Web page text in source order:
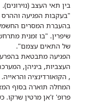
בין תאי העצב (נוירונים).
"בעקבות הפגיעה
בהעברת המסרים
שיפרין. "בו זמנית
של התאים עצמם".
הפגיעה מתבטאת
העצביות, ביניהן,
, הקואורדינציה והראייה.
פרופ' ז'אן מרטין